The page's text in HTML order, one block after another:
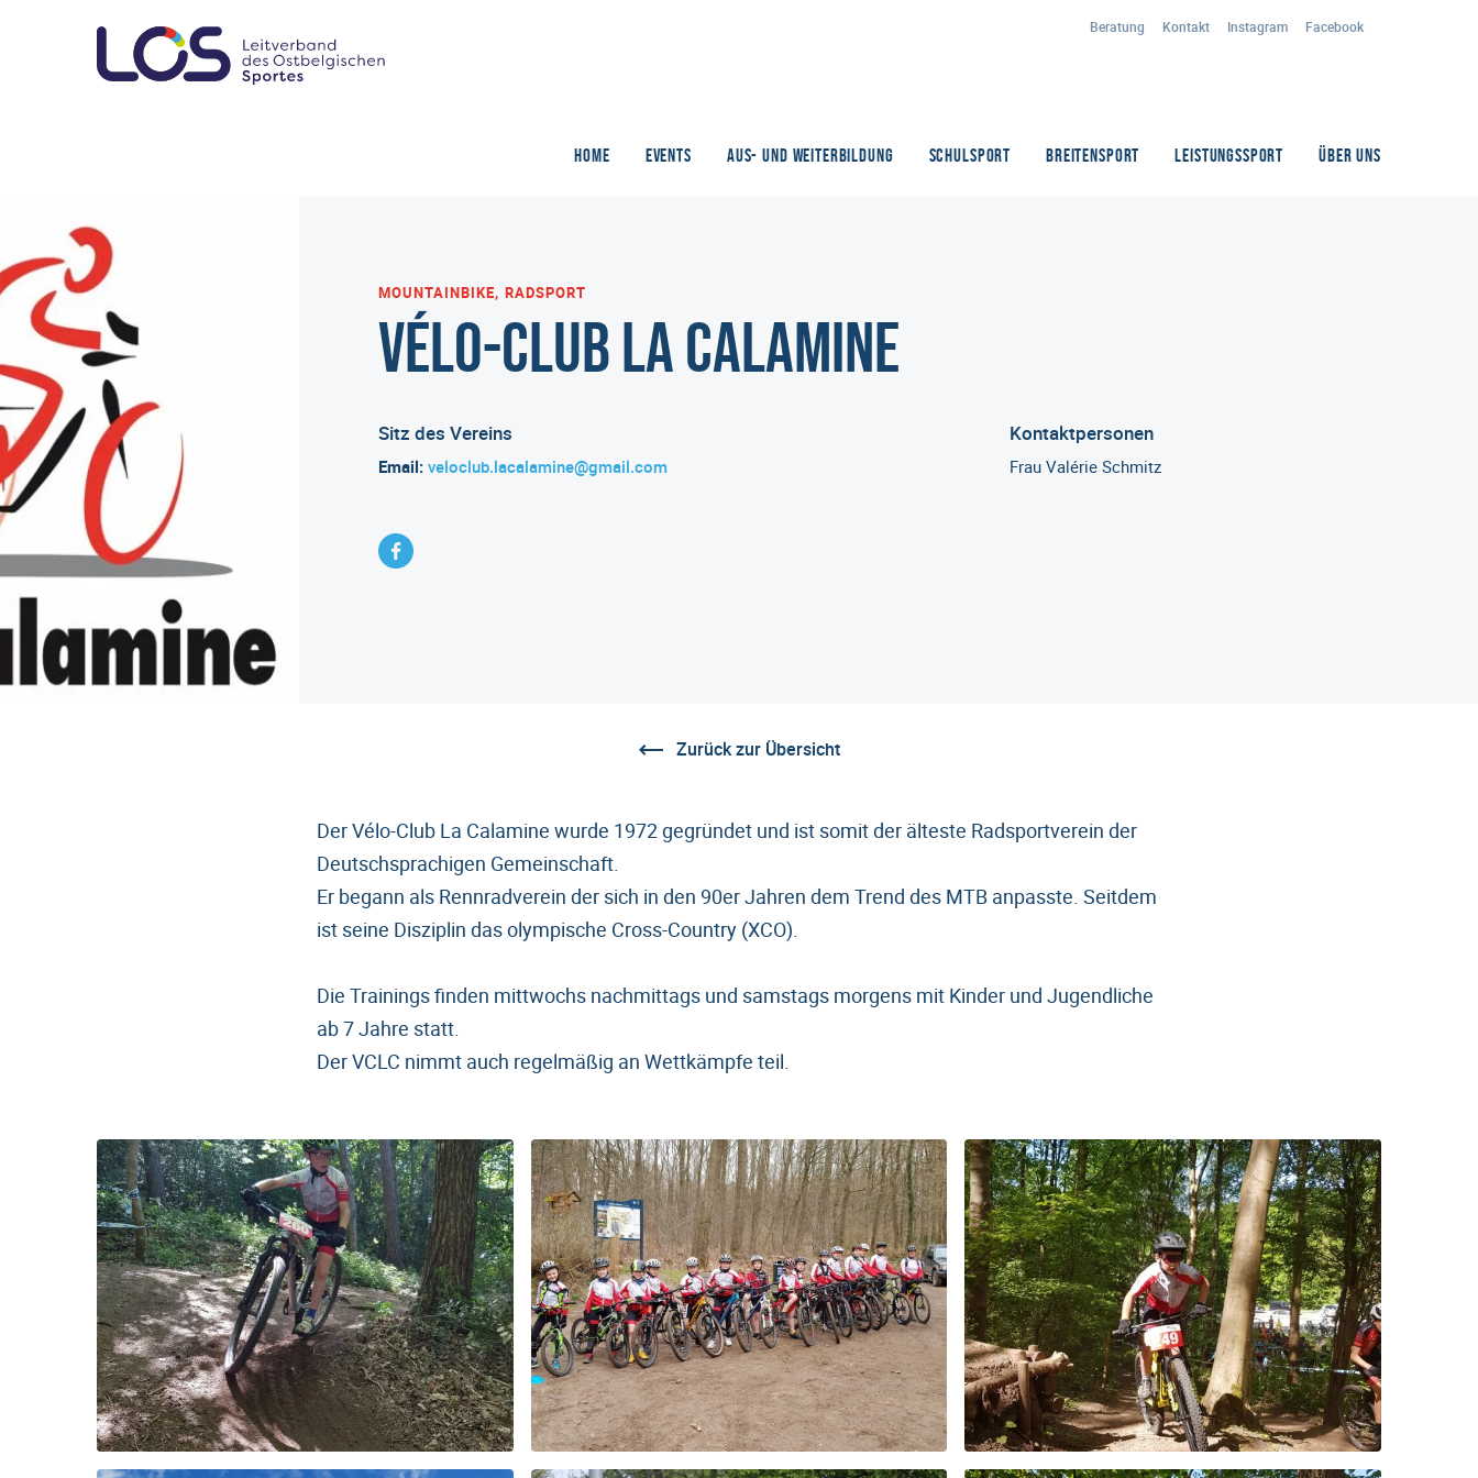
Beratung Kontakt Instagram Facebook
HOME EVENTS AUS- UND WEITERBILDUNG SCHULSPORT BREITENSPORT LEISTUNGSSPORT ÜBER UNS
MOUNTAINBIKE, RADSPORT
Vélo-Club La Calamine
Sitz des Vereins
Email: veloclub.lacalamine@gmail.com
Kontaktpersonen
Frau Valérie Schmitz
Zurück zur Übersicht
Der Vélo-Club La Calamine wurde 1972 gegründet und ist somit der älteste Radsportverein der
Deutschsprachigen Gemeinschaft.
Er begann als Rennradverein der sich in den 90er Jahren dem Trend des MTB anpasste. Seitdem
ist seine Disziplin das olympische Cross-Country (XCO).
Die Trainings finden mittwochs nachmittags und samstags morgens mit Kinder und Jugendliche
ab 7 Jahre statt.
Der VCLC nimmt auch regelmäßig an Wettkämpfe teil.